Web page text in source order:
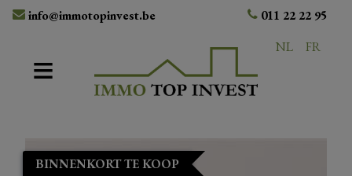
info@immotopinvest.be
011 22 22 95
NL
FR
BINNENKORT TE KOOP